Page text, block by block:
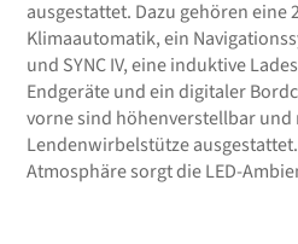
ausgestattet. Dazu gehören eine
Klimaautomatik, ein
und SYNC IV, eine induktive
Endgeräte und ein digitaler
vorne sind höhenverstellbar und
Lendenwirbelstütze
Atmosphäre sorgt die LED-